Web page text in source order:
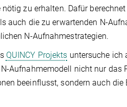
nötig zu erhalten. Dafür
auch die zu erwartenden N-
N-Aufnahmestrategien.
QUINCY Projekts untersuche ich
Aufnahmemodell nicht nur das
beeinflusst, sondern auch